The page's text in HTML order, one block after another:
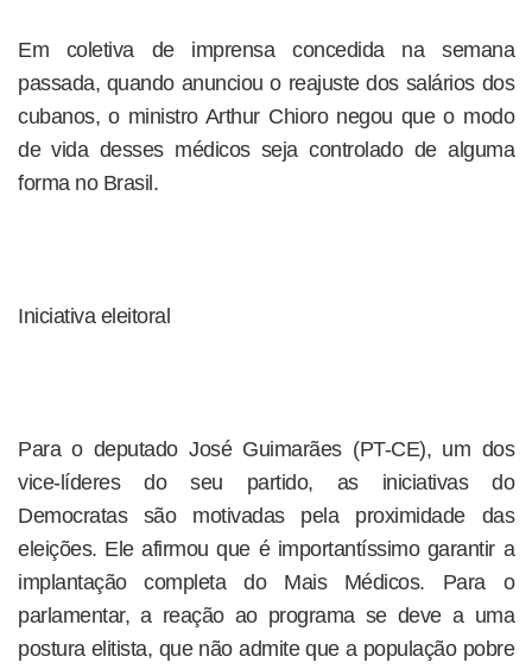
Em coletiva de imprensa concedida na semana
passada, quando anunciou o reajuste dos salários dos
cubanos, o ministro Arthur Chioro negou que o modo
de vida desses médicos seja controlado de alguma
forma no Brasil.
Iniciativa eleitoral
Para o deputado José Guimarães (PT-CE), um dos
vice-líderes do seu partido, as iniciativas do
Democratas são motivadas pela proximidade das
eleições. Ele afirmou que é importantíssimo garantir a
implantação completa do Mais Médicos. Para o
parlamentar, a reação ao programa se deve a uma
postura elitista, que não admite que a população pobre